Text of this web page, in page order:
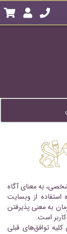
به معنای آگاه
از وبسایت
به معنی پذیرفتن
است.
توافق‏‌های قبلی